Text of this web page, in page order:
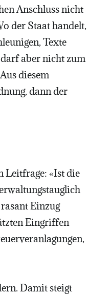
Anschluss nicht
der Staat handelt,
Texte
aber nicht zum
diesem
dann der
Leitfrage: «Ist die
Einzug
Eingriffen
Damit steigt